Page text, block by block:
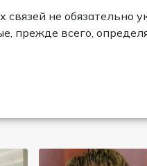
не обязательно
прежде всего,